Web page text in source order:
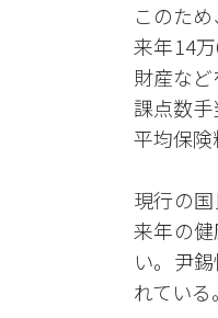
このた
来年14
財産な
課点数
平均保険
現行の
来年の
い。尹
れている。